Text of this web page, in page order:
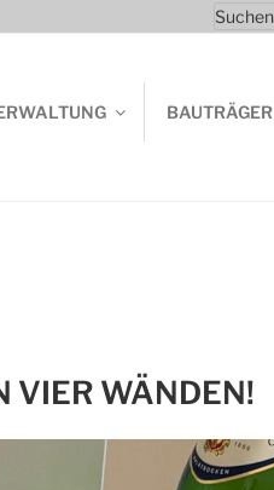
Suchen
nach:
BAUTRÄGER
VIER WÄNDEN!